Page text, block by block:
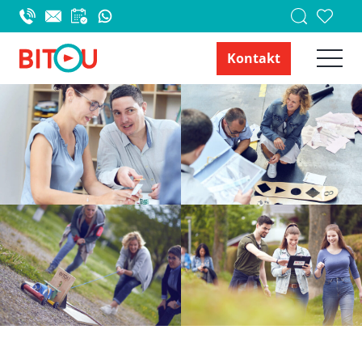
Kontakt